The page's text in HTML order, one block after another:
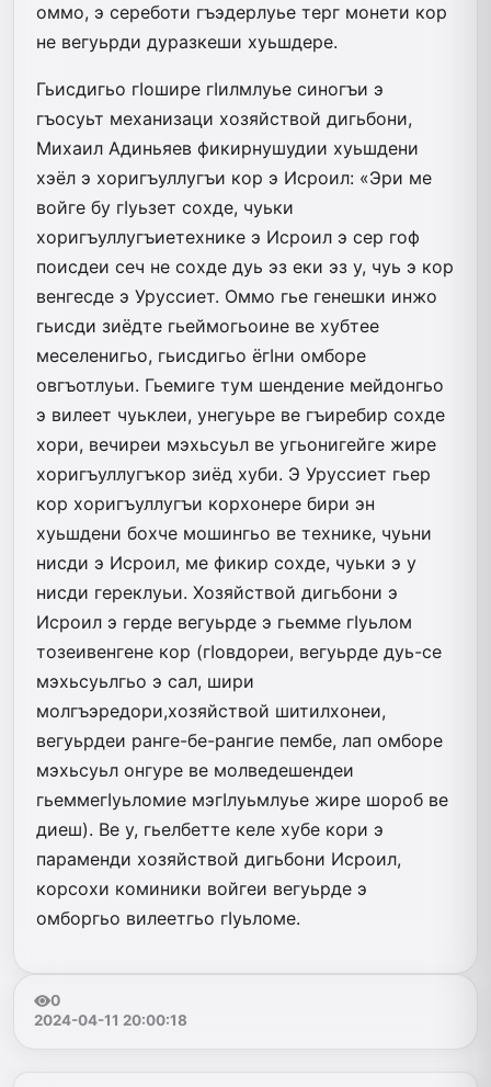
оммо, э сереботи гъэдерлуье терг монети кор
не вегуьрди дуразкеши хуьшдере.
Гьисдигьо гIошире гIилмлуье синогъи э
гъосуьт механизаци хозяйствой дигьбони,
Михаил Адиньяев фикирнушудии хуьшдени
хэёл э хоригъуллугъи кор э Исроил: «Эри ме
войге бу гIуьзет сохде, чуьки
хоригъуллугъиетехнике э Исроил э сер гоф
поисдеи сеч не сохде дуь эз еки эз у, чуь э кор
венгесде э Уруссиет. Оммо гье генешки инжо
гьисди зиёдте гьеймогьоине ве хубтее
меселенигьо, гьисдигьо ёгIни омборе
овгъотлуьи. Гьемиге тум шендение мейдонгьо
э вилеет чуьклеи, унегуьре ве гъиребир сохде
хори, вечиреи мэхьсуьл ве угьонигейге жире
хоригъуллугъкор зиёд хуби. Э Уруссиет гьер
кор хоригъуллугъи корхонере бири эн
хуьшдени бохче мошингьо ве технике, чуьни
нисди э Исроил, ме фикир сохде, чуьки э у
нисди гереклуьи. Хозяйствой дигьбони э
Исроил э герде вегуьрде э гьемме гIуьлом
тозеивенгене кор (гIовдореи, вегуьрде дуь-се
мэхьсуьлгьо э сал, шири
молгъэредори,хозяйствой шитилхонеи,
вегуьрдеи ранге-бе-рангие пембе, лап омборе
мэхьсуьл онгуре ве молведешендеи
гьеммегIуьломие мэгIлуьмлуье жире шороб ве
диеш). Ве у, гьелбетте келе хубе кори э
параменди хозяйствой дигьбони Исроил,
корсохи коминики войгеи вегуьрде э
омборгьо вилеетгьо гIуьломе.
0
2024-04-11 20:00:18